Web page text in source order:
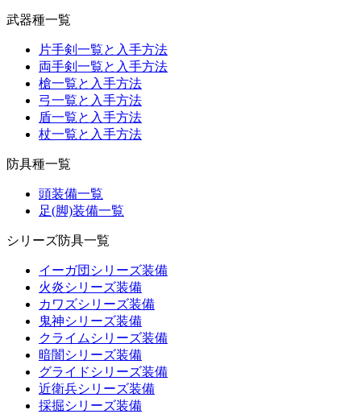
武器種一覧
片手剣一覧と入手方法
両手剣一覧と入手方法
槍一覧と入手方法
弓一覧と入手方法
盾一覧と入手方法
杖一覧と入手方法
防具種一覧
頭装備一覧
足(脚)装備一覧
シリーズ防具一覧
イーガ団シリーズ装備
火炎シリーズ装備
カワズシリーズ装備
鬼神シリーズ装備
クライムシリーズ装備
暗闇シリーズ装備
グライドシリーズ装備
近衛兵シリーズ装備
採掘シリーズ装備